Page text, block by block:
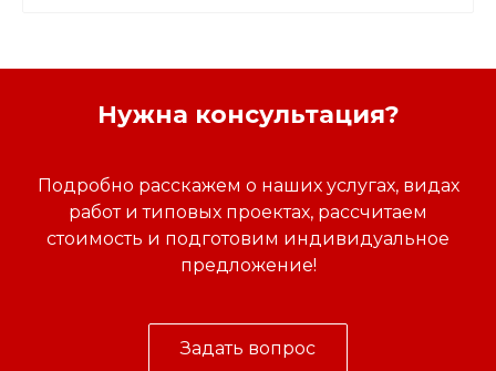
Нужна консультация?
Подробно расскажем о наших услугах, видах
работ и типовых проектах, рассчитаем
стоимость и подготовим индивидуальное
предложение!
Задать вопрос